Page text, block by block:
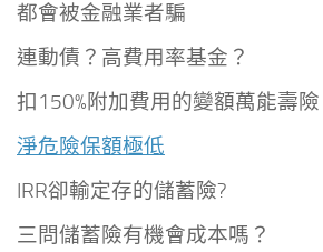
都會被金融業者騙
連動債？高費用率基金？
扣150%附加費用的變額萬能壽險
淨危險保額極低
IRR卻輸定存的儲蓄險?
三問儲蓄險有機會成本嗎？